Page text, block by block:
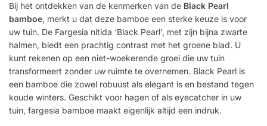
Bij het ontdekken van de kenmerken van de Black Pearl
bamboe, merkt u dat deze bamboe een sterke keuze is voor
uw tuin. De Fargesia nitida ‘Black Pearl’, met zijn bijna zwarte
halmen, biedt een prachtig contrast met het groene blad. U
kunt rekenen op een niet-woekerende groei die uw tuin
transformeert zonder uw ruimte te overnemen. Black Pearl is
een bamboe die zowel robuust als elegant is en bestand tegen
koude winters. Geschikt voor hagen of als eyecatcher in uw
tuin, fargesia bamboe maakt eigenlijk altijd een indruk.